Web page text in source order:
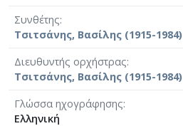
Συνθέτης
Τσιτσάνης, Βασίλης (1915-1984)
Διευθυντής ορχήστρας
Τσιτσάνης, Βασίλης (1915-1984)
Γλώσσα ηχογράφησης
Ελληνική